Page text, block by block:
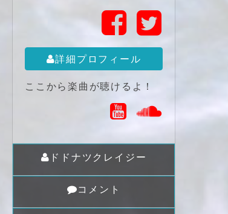
詳細プロフィール
ここから楽曲が聴けるよ！
ドドナツクレイジー
コメント